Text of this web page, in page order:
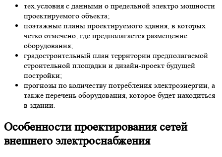
тех.условия с данными о предельной электро мощности
проектируемого объекта;
поэтажные планы проектируемого здания, в которых
четко отмечено, где предполагается размещение
оборудования;
градостроительный план территории предполагаемой
строительной площадки и дизайн-проект будущей
постройки;
прогнозы по количеству потребления электроэнергии, а
также перечень оборудования, которое будет находиться
в здании.
Особенностипроектирования сетей
внешнего электроснабжения